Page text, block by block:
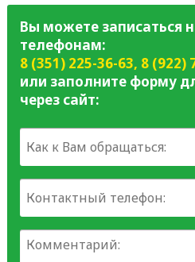
Вы можете записаться
телефонам:
8 (351) 225-36-63, 8 (922)
или заполните форму
через сайт: